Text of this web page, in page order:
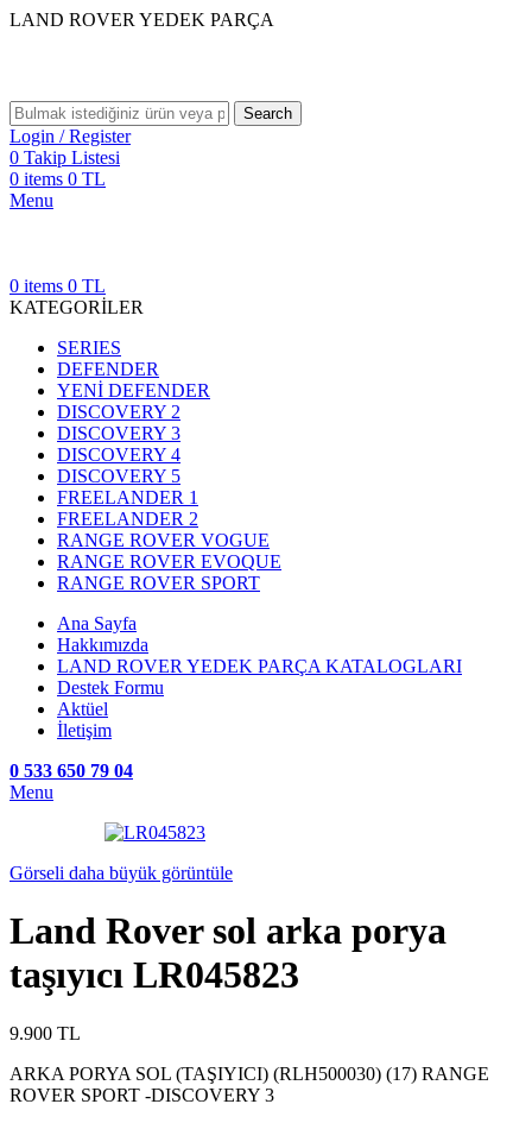
LAND ROVER YEDEK PARÇA
Search
Login / Register
0 Takip Listesi
0 items 0 TL
Menu
0 items 0 TL
KATEGORİLER
SERIES
DEFENDER
YENİ DEFENDER
DISCOVERY 2
DISCOVERY 3
DISCOVERY 4
DISCOVERY 5
FREELANDER 1
FREELANDER 2
RANGE ROVER VOGUE
RANGE ROVER EVOQUE
RANGE ROVER SPORT
Ana Sayfa
Hakkımızda
LAND ROVER YEDEK PARÇA KATALOGLARI
Destek Formu
Aktüel
İletişim
0 533 650 79 04
Menu
Görseli daha büyük görüntüle
Land Rover sol arka porya
taşıyıcı LR045823
9.900 TL
ARKA PORYA SOL (TAŞIYICI) (RLH500030) (17) RANGE
ROVER SPORT -DISCOVERY 3